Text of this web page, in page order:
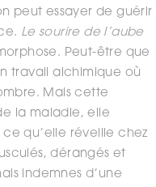
peut essayer de guérir
Le sourire de l’aube
Peut-être que
travail alchimique où
Mais cette
la maladie, elle
qu’elle réveille chez
dérangés et
indemnes d’une